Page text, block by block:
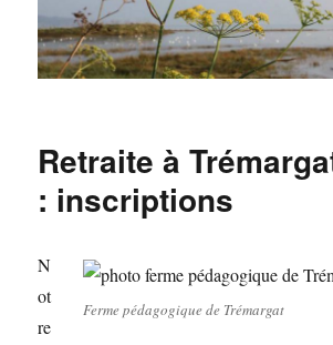
Retraite à
: inscriptions
Ferme pédagogique de Trémargat
N
ot
re